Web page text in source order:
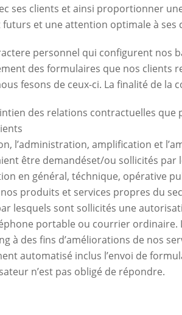
ses clients et ainsi proportionner
futurs et une attention optimale à ses
personnel qui configurent nos
des formulaires que nos clients
fesons de ceux-ci. La finalité de la
des relations contractuelles
l’administration, amplification et
être demandéset/ou sollicités par
en général, téchnique, opérative
produits et services propres du
lesquels sont sollicités une
portable ou courrier ordinaire.
à des fins d’améliorations de nos
automatisé inclus l’envoi de
n’est pas obligé de répondre.